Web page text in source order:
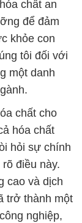
chất an
để đảm
khỏe con
tôi đối với
một danh
chất cho
hóa chất
hỏi sự chính
điều này.
cao và dịch
trở thành một
nghiệp,